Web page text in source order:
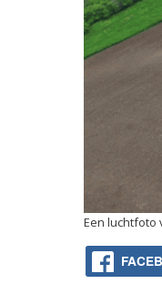
Een luchtfoto